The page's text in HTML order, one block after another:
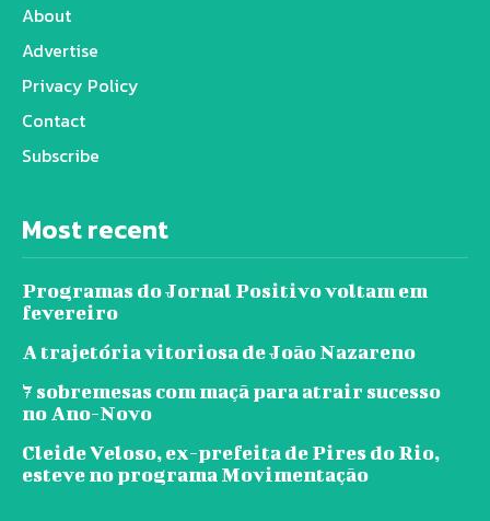
About
Advertise
Privacy Policy
Contact
Subscribe
Most recent
Programas do Jornal Positivo voltam em
fevereiro
A trajetória vitoriosa de João Nazareno
7 sobremesas com maçã para atrair sucesso
no Ano-Novo
Cleide Veloso, ex-prefeita de Pires do Rio,
esteve no programa Movimentação